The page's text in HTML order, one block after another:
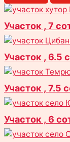
Участок , 7
Участок , 6.5
Участок , 7.5
Участок , 6